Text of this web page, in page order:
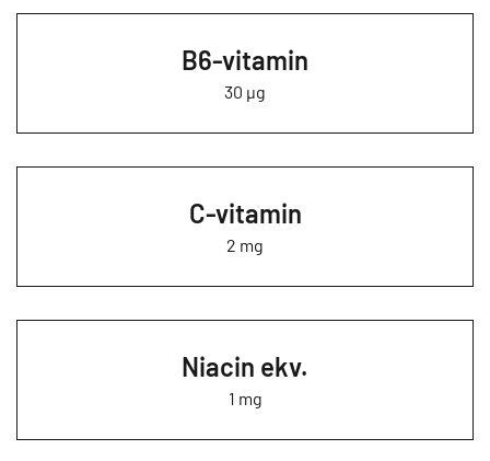
B6-vitamin
30 µg
C-vitamin
2 mg
Niacin ekv.
1 mg